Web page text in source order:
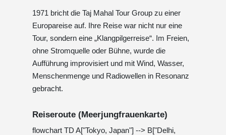
1971 bricht die Taj Mahal Tour Group zu einer
Europareise auf. Ihre Reise war nicht nur eine
Tour, sondern eine „Klangpilgerreise“. Im Freien,
ohne Stromquelle oder Bühne, wurde die
Aufführung improvisiert und mit Wind, Wasser,
Menschenmenge und Radiowellen in Resonanz
gebracht.
Reiseroute (Meerjungfrauenkarte)
flowchart TD A["Tokyo, Japan"] --> B["Delhi,